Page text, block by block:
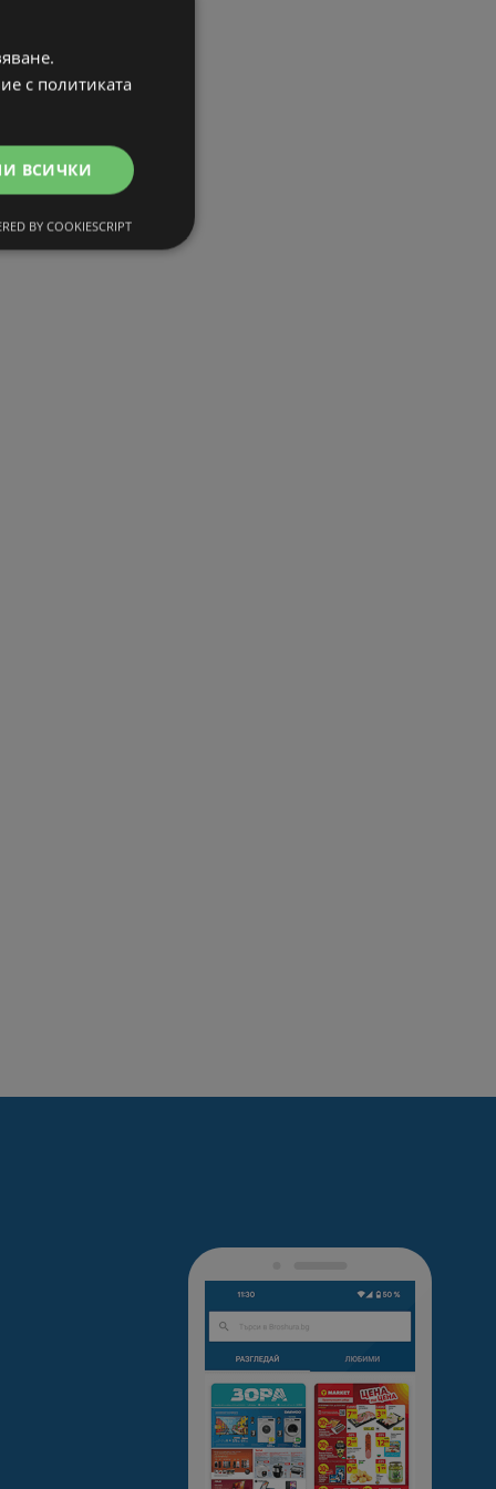
с политиката
ВСИЧКИ
BY COOKIESCRIPT